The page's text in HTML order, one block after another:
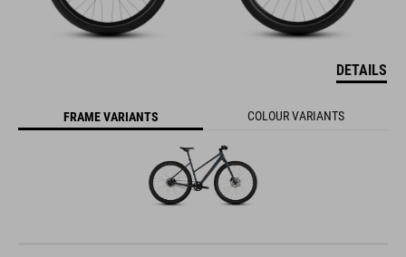
DETAILS
FRAME VARIANTS COLOUR VARIANTS